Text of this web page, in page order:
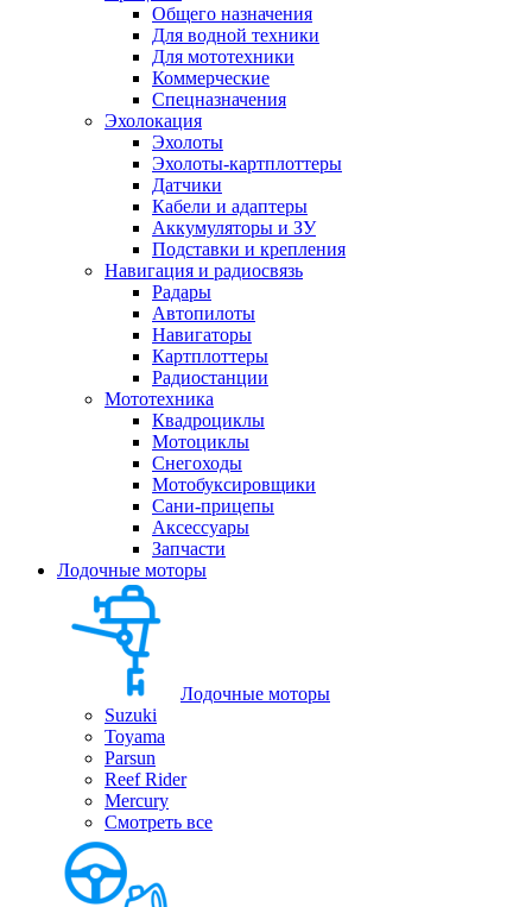
Общего назначения
Для водной техники
Для мототехники
Коммерческие
Спецназначения
Эхолокация
Эхолоты
Эхолоты-картплоттеры
Датчики
Кабели и адаптеры
Аккумуляторы и ЗУ
Подставки и крепления
Навигация и радиосвязь
Радары
Автопилоты
Навигаторы
Картплоттеры
Радиостанции
Мототехника
Квадроциклы
Мотоциклы
Снегоходы
Мотобуксировщики
Сани-прицепы
Аксессуары
Запчасти
Лодочные моторы
Лодочные моторы
Suzuki
Toyama
Parsun
Reef Rider
Mercury
Смотреть все